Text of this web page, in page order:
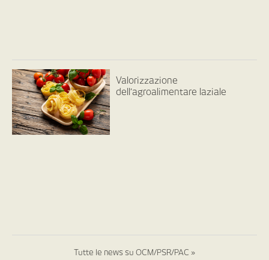
Valorizzazione
dell’agroalimentare laziale
Tutte le news su OCM/PSR/PAC »